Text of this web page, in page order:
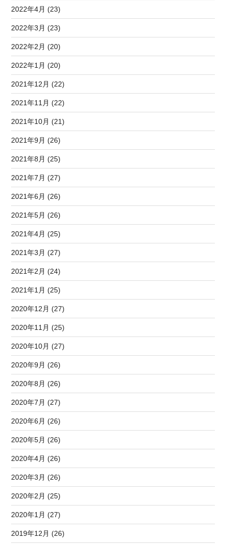
2022年4月 (23)
2022年3月 (23)
2022年2月 (20)
2022年1月 (20)
2021年12月 (22)
2021年11月 (22)
2021年10月 (21)
2021年9月 (26)
2021年8月 (25)
2021年7月 (27)
2021年6月 (26)
2021年5月 (26)
2021年4月 (25)
2021年3月 (27)
2021年2月 (24)
2021年1月 (25)
2020年12月 (27)
2020年11月 (25)
2020年10月 (27)
2020年9月 (26)
2020年8月 (26)
2020年7月 (27)
2020年6月 (26)
2020年5月 (26)
2020年4月 (26)
2020年3月 (26)
2020年2月 (25)
2020年1月 (27)
2019年12月 (26)